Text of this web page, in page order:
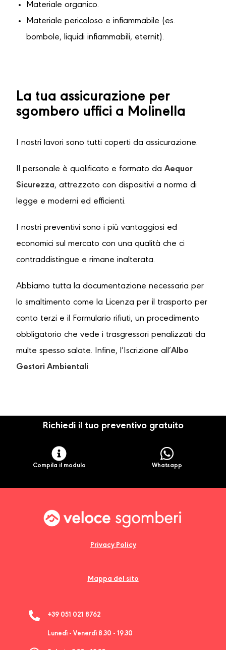
Materiale organico.
Materiale pericoloso e infiammabile (es.
bombole, liquidi infiammabili, eternit).
La tua assicurazione per
sgombero uffici a Molinella
I nostri lavori sono tutti coperti da assicurazione.
Il personale è qualificato e formato da Aequor
Sicurezza, attrezzato con dispositivi a norma di
legge e moderni ed efficienti.
I nostri preventivi sono i più vantaggiosi ed
economici sul mercato con una qualità che ci
contraddistingue e rimane inalterata.
Abbiamo tutta la documentazione necessaria per
lo smaltimento come la Licenza per il trasporto per
conto terzi e il Formulario rifiuti, un procedimento
obbligatorio che vede i trasgressori penalizzati da
multe spesso salate. Infine, l’Iscrizione all’Albo
Gestori Ambientali.
Richiedi il tuo preventivo gratuito
Compila il modulo Whatsapp
Privacy Policy
Mappa del sito
+39 051 021 8762
Lunedì - Venerdì 8.30 - 19.30